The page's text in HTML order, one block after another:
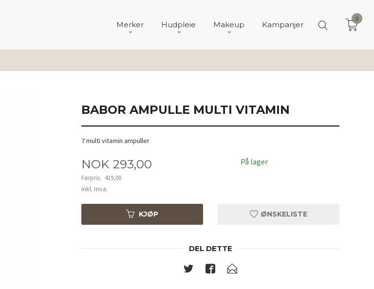
Merker Hudpleie Makeup Kampanjer
0
BABOR AMPULLE MULTI VITAMIN
7 multi vitamin ampuller
Tilbud
NOK 293,00
Førpris: 419,00
Rabatt
inkl. mva.
På lager
KJØP ØNSKELISTE
DEL DETTE